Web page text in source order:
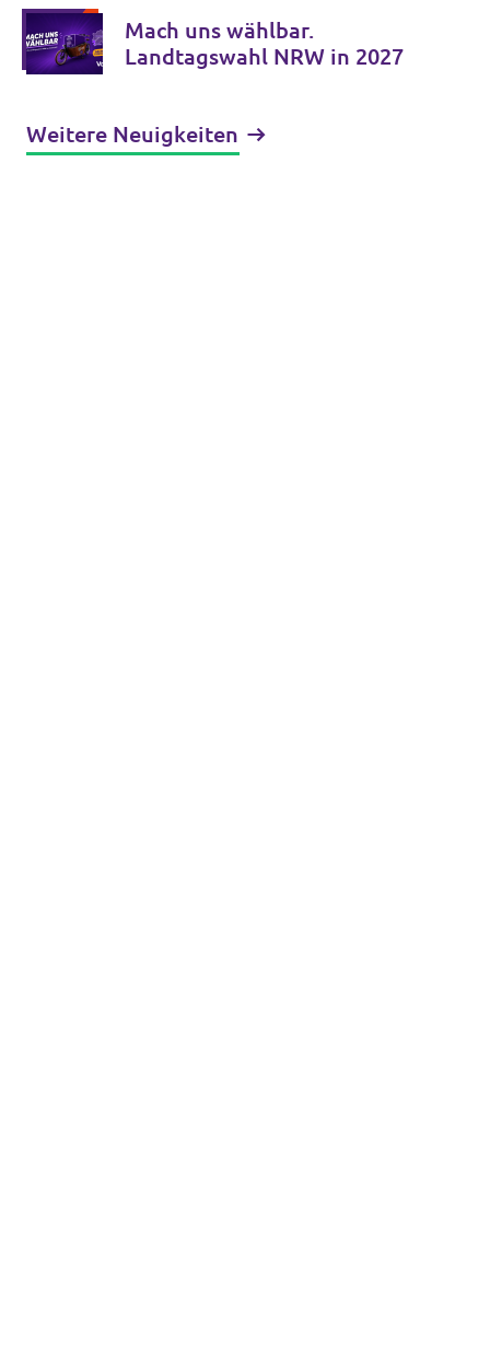
Mach uns wählbar.
Landtagswahl NRW in 2027
Weitere Neuigkeiten